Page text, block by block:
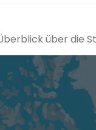
über die